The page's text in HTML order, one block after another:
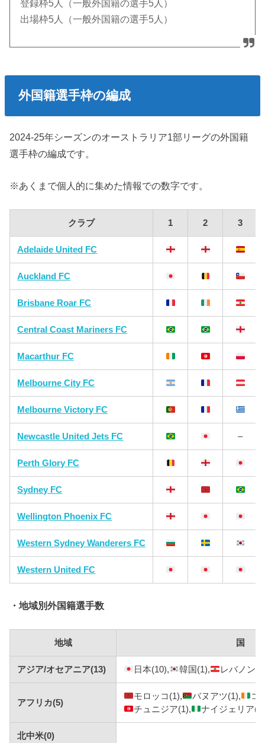
登録枠5人（一般外国籍の選手5人）
出場枠5人（一般外国籍の選手5人）
外国籍選手枠の編成
2024-25年シーズンのオーストラリア1部リーグの外国籍
選手枠の編成です。
※あくまで個人的に集めた情報での数字です。
クラブ 1 2 3
Adelaide United FC
Auckland FC
Brisbane Roar FC
Central Coast Mariners FC
Macarthur FC
Melbourne City FC
Melbourne Victory FC
Newcastle United Jets FC –
Perth Glory FC
Sydney FC
Wellington Phoenix FC
Western Sydney Wanderers FC
Western United FC
・地域別外国籍選手数
地域 国
アジア/オセアニア(13) 日本(10), 韓国(1), レバノン
アフリカ(5)
モロッコ(1), バヌアツ(1),
コ
チュニジア(1),
ナイジェリア(1)
北中米(0)